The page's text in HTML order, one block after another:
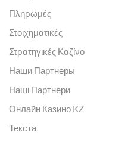
Πληρωμές
Στοιχηματικές
Στρατηγικές Καζίνο
Наши Партнеры
Наші Партнери
Онлайн Казино KZ
Текста